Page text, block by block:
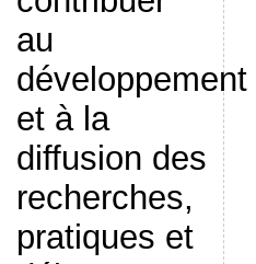
au
développement
et à la
diffusion des
recherches,
pratiques et